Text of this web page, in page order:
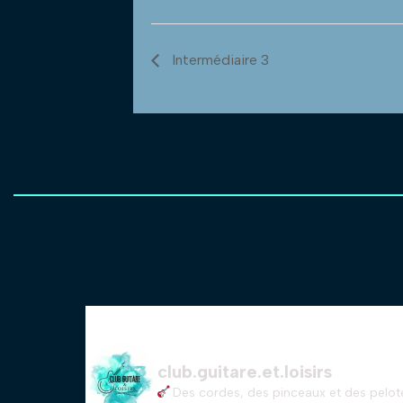
Intermédiaire 3
club.guitare.et.loisirs
Des cordes, des pinceaux et des